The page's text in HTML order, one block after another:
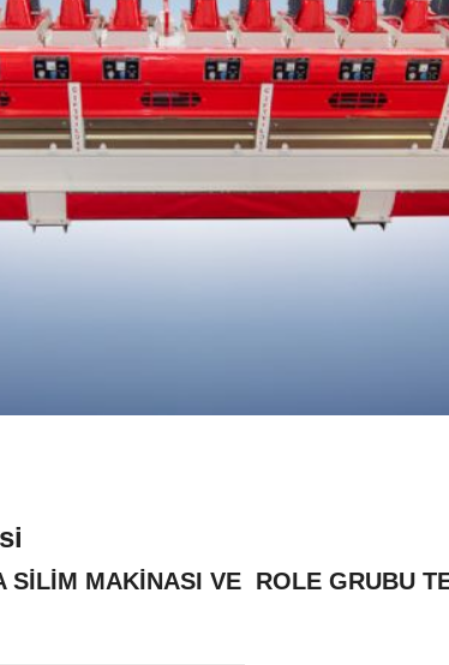
SİLİM MAKİNASI VE ROLE GRUBU